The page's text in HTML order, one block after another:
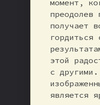
момент,
преодолев
получает
гордиться
этой
с
является